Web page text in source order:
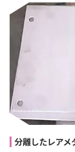
分離したレアメ